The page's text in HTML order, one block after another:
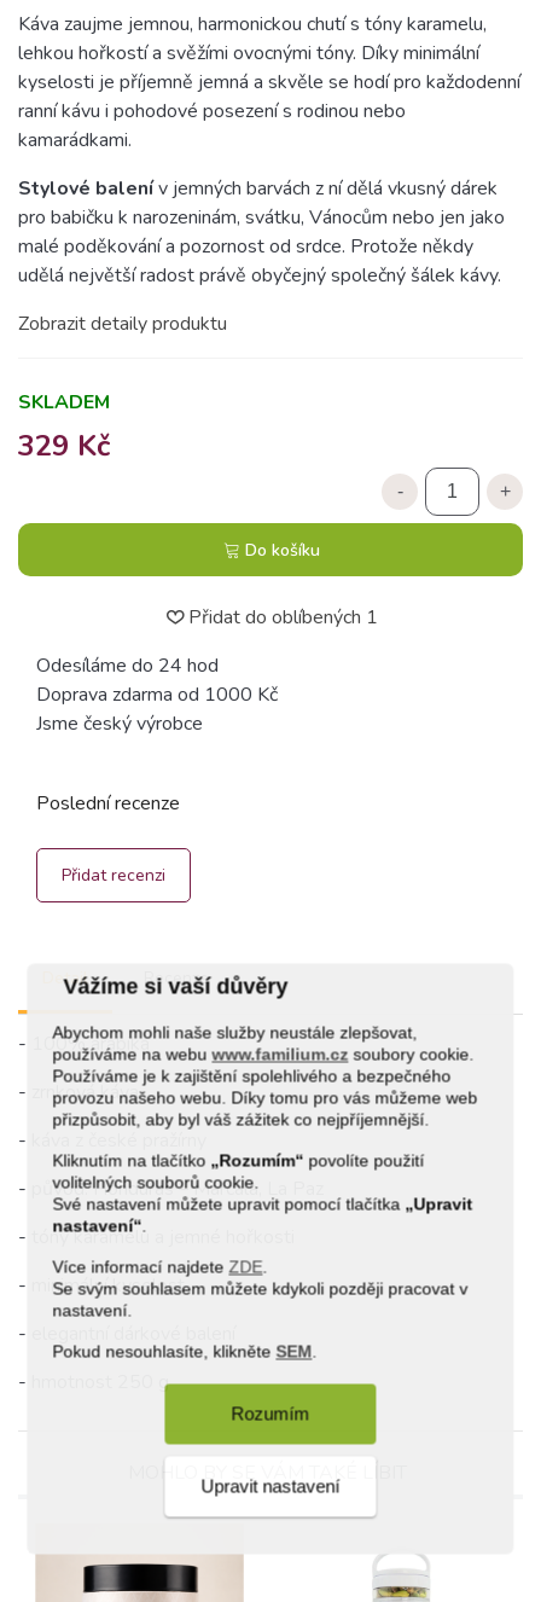
Vážíme si vaší důvěry
Abychom mohli naše služby neustále zlepšovat,
používáme na webuwww.familium.cz soubory cookie.
Používáme je k zajištění spolehlivého a bezpečného
provozu našeho webu. Díky tomu pro vás můžeme web
přizpůsobit, aby byl váš zážitek co nejpříjemnější.
Kliknutím na tlačítko „Rozumím“ povolíte použití
volitelných souborů cookie.
Své nastavení můžete upravit pomocí tlačítka „Upravit
nastavení“
Více informací najdete ZDE
Se svým souhlasem můžete kdykoli později pracovat v
nastavení.
Pokud nesouhlasíte, klikněte SEM
Rozumím
Upravit nastavení
Káva zaujme jemnou, harmonickou chutí s tóny karamelu,
lehkou hořkostí a svěžími ovocnými tóny. Díky minimální
kyselosti je příjemně jemná a skvěle se hodí pro každodenní
ranní kávu i pohodové posezení s rodinou nebo
kamarádkami.
Stylové balenív jemných barvách z ní dělá vkusný dárek
pro babičku k narozeninám, svátku, Vánocům nebo jen jako
malé poděkování a pozornost od srdce. Protože někdy
udělá největší radost právě obyčejný společný šálek kávy.
Zobrazit detaily produktu
SKLADEM
329 Kč
- +
Do košíku
Přidat do oblíbených 1
Odesíláme do 24 hod
Doprava zdarma od 1000 Kč
Jsme český výrobce
Detail Recenze
- 100% arabika
- zrnková káva
- káva z české pražírny
- původ: Honduras – Marcala, La Paz
- tóny karamelu a jemné hořkosti
- minimální kyselost
- elegantní dárkové balení
- hmotnost 250 g
Poslední recenze
Přidat recenzi
MOHLO BY SE VÁM TAKÉ LÍBIT